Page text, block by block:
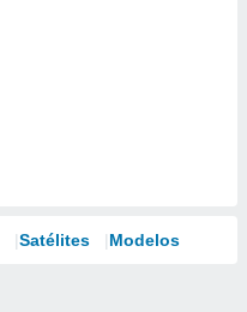
Satélites Modelos